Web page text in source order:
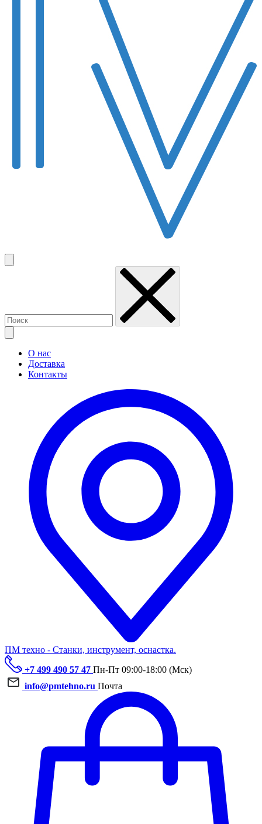
О нас
Доставка
Контакты
ПМ техно - Станки, инструмент, оснастка.
+7 499 490 57 47 Пн-Пт 09:00-18:00 (Мск)
info@pmtehno.ru Почта